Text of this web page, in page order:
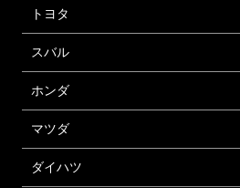
トヨタ
スバル
ホンダ
マツダ
ダイハツ